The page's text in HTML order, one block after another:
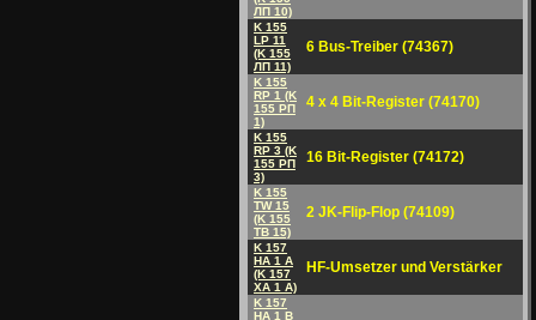
ЛП 10)
K 155
LP 11
(K 155
ЛП 11)
6 Bus-Treiber (74367)
K 155
RP 1 (K
155 PП
1)
4 x 4 Bit-Register (74170)
K 155
RP 3 (K
155 PП
3)
16 Bit-Register (74172)
K 155
TW 15
(K 155
ТВ 15)
2 JK-Flip-Flop (74109)
K 157
HA 1 A
(K 157
ХА 1 A)
HF-Umsetzer und Verstärker
K 157
HA 1 B